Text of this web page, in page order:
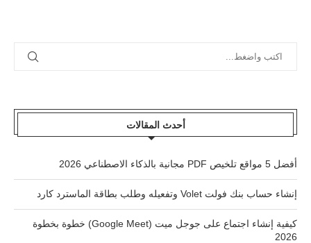
أحدث المقالات
أفضل 5 مواقع تلخيص PDF مجانية بالذكاء الاصطناعي 2026
إنشاء حساب بنك فولت Volet وتفعيله وطلب بطاقة الماسترد كارد
كيفية إنشاء اجتماع على جوجل ميت (Google Meet) خطوة بخطوة
2026